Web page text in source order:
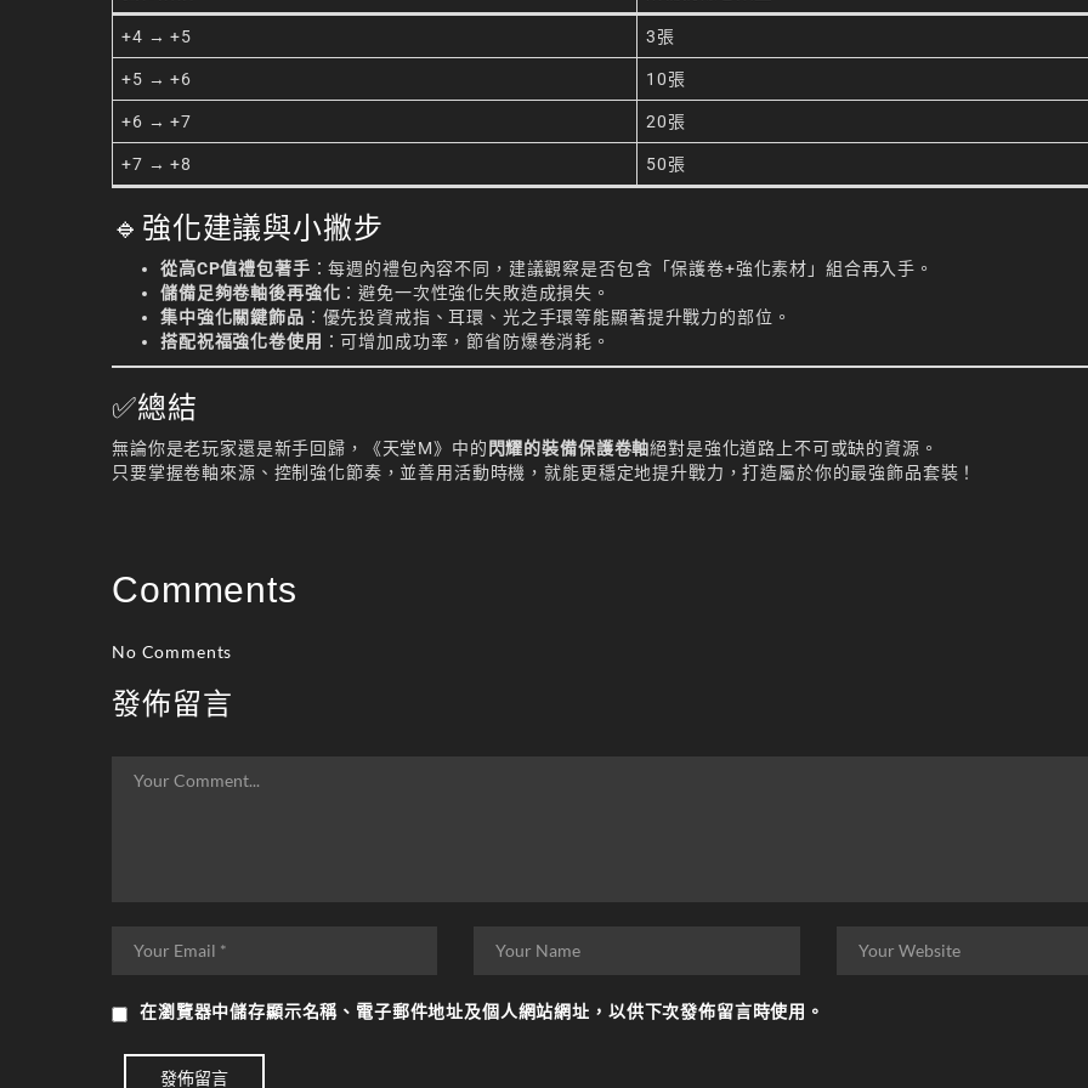
+4 → +5 3張
+5 → +6 10張
+6 → +7 20張
+7 → +8 50張
🔹強化建議與小撇步
從高CP值禮包著手 ：每週的禮包內容不同，建議觀察是否包含「保護卷+強化素材」組合再入手。
儲備足夠卷軸後再強化 ：避免一次性強化失敗造成損失。
集中強化關鍵飾品 ：優先投資戒指、耳環、光之手環等能顯著提升戰力的部位。
搭配祝福強化卷使用 ：可增加成功率，節省防爆卷消耗。
✅總結
無論你是老玩家還是新手回歸，《天堂M》中的 閃耀的裝備保護卷軸絕對是強化道路上不可或缺的資源。
只要掌握卷軸來源、控制強化節奏，並善用活動時機，就能更穩定地提升戰力，打造屬於你的最強飾品套裝！
Comments
No Comments
發佈留言
在瀏覽器中儲存顯示名稱、電子郵件地址及個人網站網址，以供下次發佈留言時使用。
發佈留言